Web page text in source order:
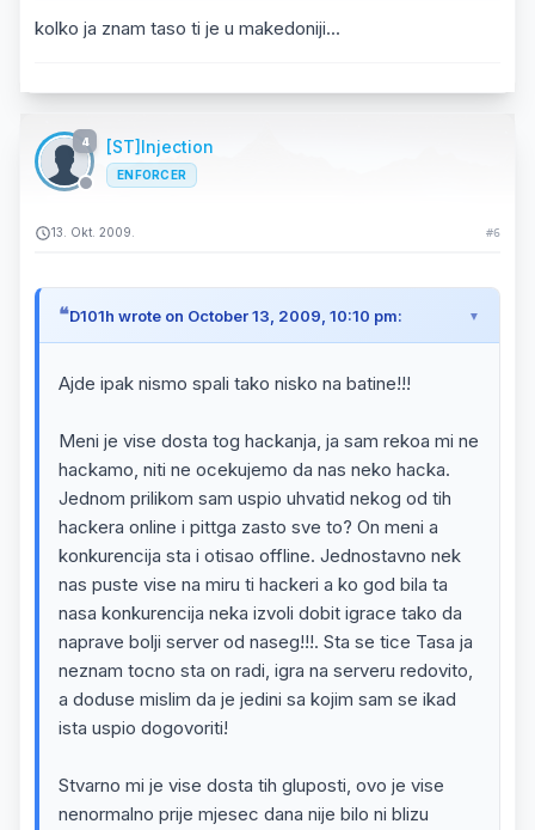
kolko ja znam taso ti je u makedoniji...
4 [ST]Injection
ENFORCER
13. Okt. 2009. #6
D101h wrote on October 13, 2009, 10:10 pm:
Ajde ipak nismo spali tako nisko na batine!!!
Meni je vise dosta tog hackanja, ja sam rekoa mi ne
hackamo, niti ne ocekujemo da nas neko hacka.
Jednom prilikom sam uspio uhvatid nekog od tih
hackera online i pittga zasto sve to? On meni a
konkurencija sta i otisao offline. Jednostavno nek
nas puste vise na miru ti hackeri a ko god bila ta
nasa konkurencija neka izvoli dobit igrace tako da
naprave bolji server od naseg!!!. Sta se tice Tasa ja
neznam tocno sta on radi, igra na serveru redovito,
a doduse mislim da je jedini sa kojim sam se ikad
ista uspio dogovoriti!
Stvarno mi je vise dosta tih gluposti, ovo je vise
nenormalno prije mjesec dana nije bilo ni blizu